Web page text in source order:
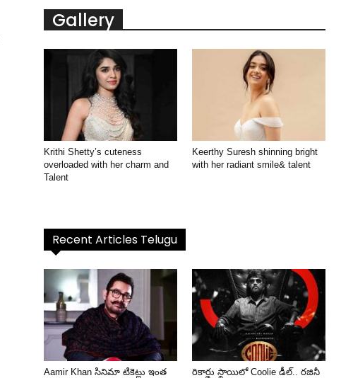
Gallery
Krithi Shetty’s cuteness
overloaded with her charm and
Talent
Keerthy Suresh shinning bright
with her radiant smile& talent
Recent Articles Telugu
Aamir Khan సినిమా టికెట్లు ఇంత
రికార్డు స్థాయిలో Coolie డీల్.. రజినీ